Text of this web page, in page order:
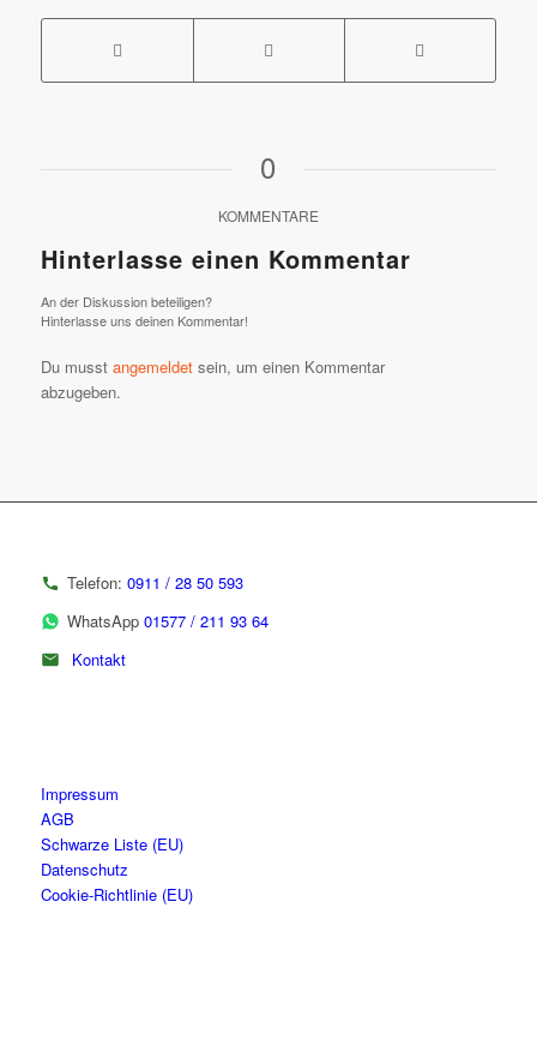
0
KOMMENTARE
Hinterlasse einen Kommentar
An der Diskussion beteiligen?
Hinterlasse uns deinen Kommentar!
Du musst angemeldetsein, um einen Kommentar
abzugeben.
Telefon: 0911 / 28 50 593
WhatsApp 01577 / 211 93 64
Kontakt
Impressum
AGB
Schwarze Liste (EU)
Datenschutz
Cookie-Richtlinie (EU)